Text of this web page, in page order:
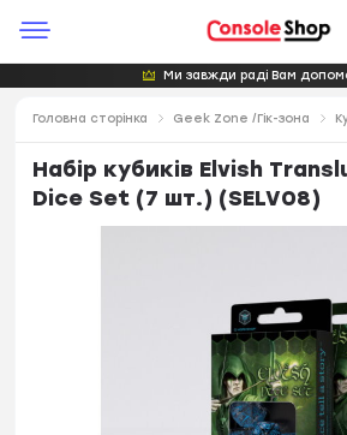
Ми завжди раді Вам
Головна сторінка Geek Zone /Гік-зона
Набір кубиків Elvish
Dice Set (7 шт.) (SELV08)